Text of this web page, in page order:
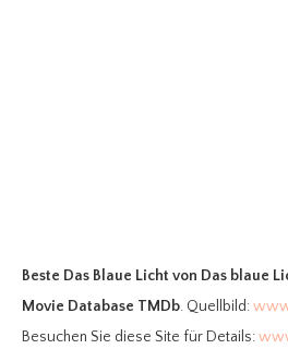
Beste Das Blaue Licht von Das blaue
Movie Database TMDb. Quellbild:
Besuchen Sie diese Site für Details: